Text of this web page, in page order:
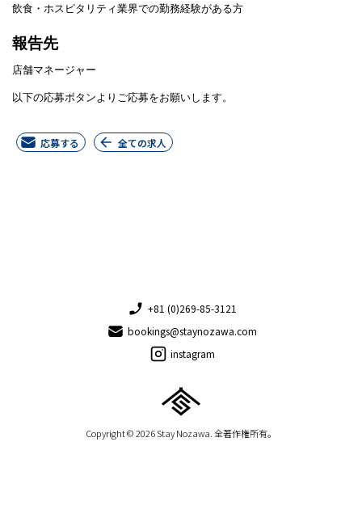
飲食・ホスピタリティ業界での勤務経験がある方
報告先
店舗マネージャー
以下の応募ボタンよりご応募をお願いします。
応募する 全ての求人
+81 (0)269-85-3121
bookings@staynozawa.com
instagram
Copyright © 2026 Stay Nozawa. 全著作権所有。